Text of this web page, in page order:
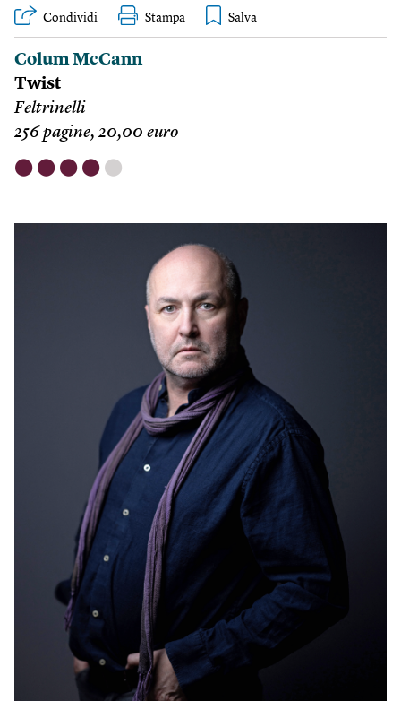
Condividi Stampa
Colum McCann
Twist
Feltrinelli
256 pagine, 20,00 euro
⬤ ⬤ ⬤ ⬤ ⬤